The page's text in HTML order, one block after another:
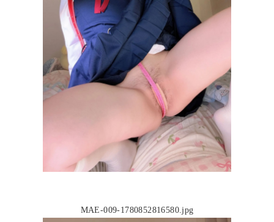
MAE-009-1780852816580.jpg